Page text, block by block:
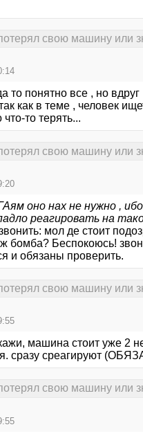
свою машину или
то понятно все , но вдруг
как в теме , человек
то терять...
свою машину или
оно нах не нужно ,
реагировать на
мол де стоит
бомба? Беспокоюсь!
и обязаны проверить.
свою машину или
машина стоит уже 2
сразу среагируют
свою машину или